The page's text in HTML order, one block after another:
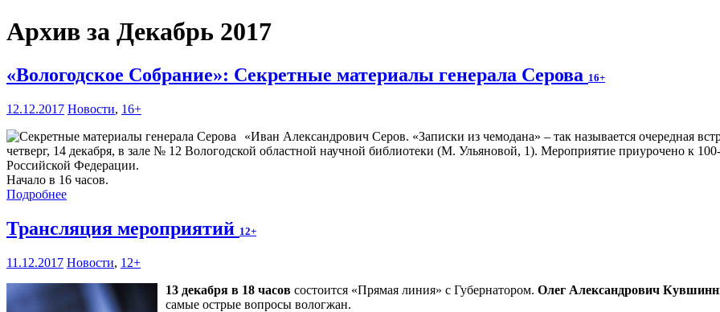
Архив за Декабрь 2017
«Вологодское Собрание»: Секретные материалы генерала Серова 16+
12.12.2017 Новости, 16+
«Иван Александрович Серов. «Записки из чемодана» – так называется очередная
четверг, 14 декабря, в зале № 12 Вологодской областной научной библиотеки (М. Ульяновой, 1). Мероприятие приурочено к
Российской Федерации.
Начало в 16 часов.
Подробнее
Трансляция мероприятий 12+
11.12.2017 Новости, 12+
13 декабря в 18 часов состоится «Прямая линия» с Губернатором. Олег Александрович
самые острые вопросы вологжан.